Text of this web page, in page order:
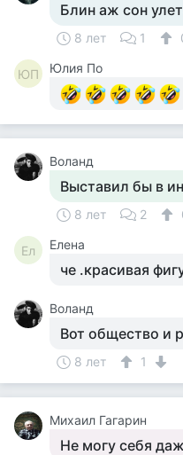
Блин аж сон
8 лет 1
ЮП
Юлия По
Воланд
Выставил бы в
8 лет 2
Ел Елена
че .красивая
Воланд
Вот общество и
8 лет 1
Михаил Гагарин
Не могу себя